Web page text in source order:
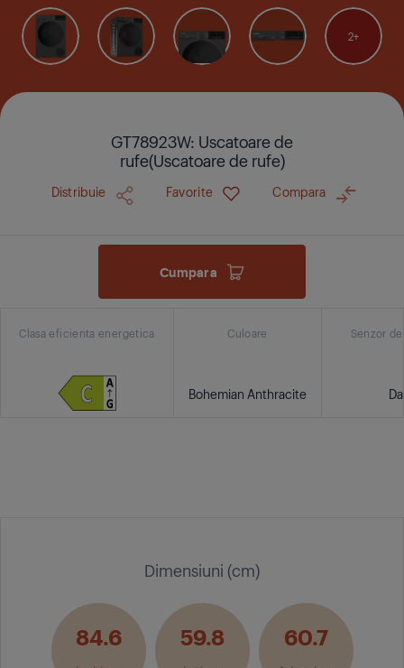
2
GT78923W: Uscatoare de
rufe(Uscatoare de rufe)
Distribuie Favorite Compara
Cumpara
Clasa eficienta energetica Culoare
Bohemian Anthracite
Senzor
Da
Dimensiuni (cm)
84.6 59.8 60.7